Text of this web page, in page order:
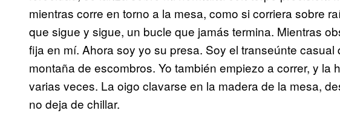
mientras corre en torno a la mesa, como si corriera sobre
que sigue y sigue, un bucle que jamás termina. Mientras
fija en mí. Ahora soy yo su presa. Soy el transeúnte
montaña de escombros. Yo también empiezo a correr, y la
varias veces. La oigo clavarse en la madera de la mesa,
no deja de chillar.